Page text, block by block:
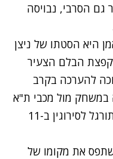
הסרבי, נבויסה
היא הסטתו של ניצן
הבלם הצעיר
להערכה בקרב
במשחק מול מכבי ת"א
כשנכנס כמחליף, ובאימון הוא אף תורגל לסירוגין ב-11
שתפס את מקומו של